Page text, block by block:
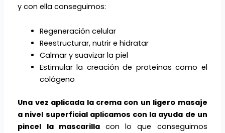
y con ella conseguimos:
Regeneración celular
Reestructurar, nutrir e hidratar
Calmar y suavizar la piel
Estimular la creación de proteínas como el
colágeno
Una vez aplicada la crema con un ligero masaje
a nivel superficial aplicamos con la ayuda de un
pincel la mascarilla con lo que conseguimos